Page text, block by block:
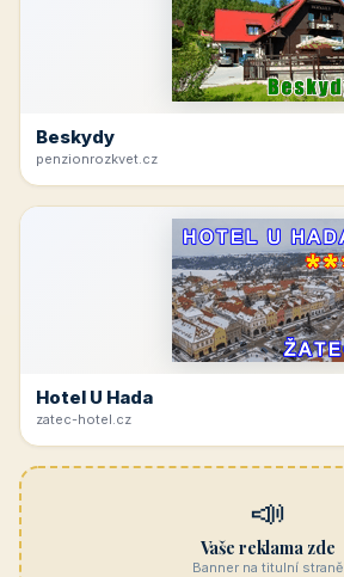
Beskydy
penzionrozkvet.cz
Hotel U Hada
zatec-hotel.cz
📣
Vaše reklama zde
Banner na titulní straně